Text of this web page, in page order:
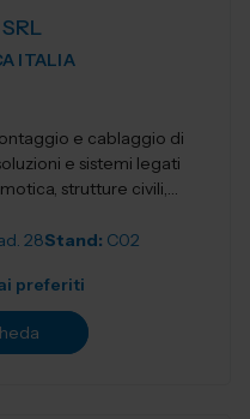
ITALIA
e cablaggio di
e sistemi legati
strutture civili,
28Stand: C02
preferiti